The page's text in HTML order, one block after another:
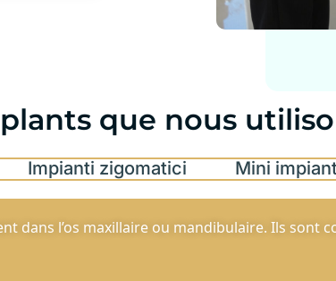
que nous
Impianti zigomatici Mini
dans l’os maxillaire ou mandibulaire. Ils sont